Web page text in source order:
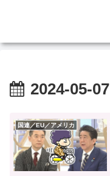
2024-05-07
国連／EU／アメリカ